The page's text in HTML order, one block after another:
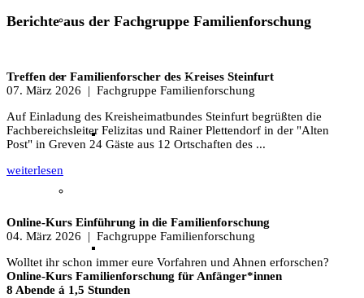
Unser Team & Mitmachen
Sachsenhof-Zentrum
Belegungsplan
Berichte aus der Fachgruppe Familienforschung
Treffen der Familienforscher des Kreises Steinfurt
07. März 2026 | Fachgruppe Familienforschung
Auf Einladung des Kreisheimatbundes Steinfurt begrüßten die
Fachbereichsleiter Felizitas und Rainer Plettendorf in der "Alten
Post" in Greven 24 Gäste aus 12 Ortschaften des ...
weiterlesen
Online-Kurs Einführung in die Familienforschung
04. März 2026 | Fachgruppe Familienforschung
Wolltet ihr schon immer eure Vorfahren und Ahnen erforschen?
Online-Kurs Familienforschung für Anfänger*innen
8 Abende á 1,5 Stunden